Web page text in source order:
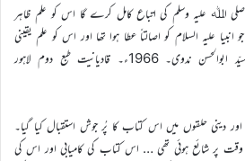
اﷲ علیہ وسلم کی اتباع کامل کرے گا اس کو علم ظاہر
علیہ السلام کو اصالتاً عطا ہوا تھا اور اس کو علم یقینی
اور قطعی حاصل ہو گا۔‘‘ (مولوی سیّد ابوالحسن ندوی۔ 1966ء۔ قادیانیت طبع دوم لاہور
دینی حلقوں میں اس کتاب کا پُر جوش استقبال کیا گیا۔
پر شائع ہوئی تھی … اس کتاب کی کامیابی اور اس کی